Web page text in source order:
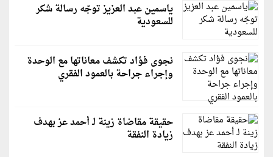
ياسمين عبد العزيز توجّه رسالة شكر
للسعودية
نجوى فؤاد تكشف معاناتها مع الوحدة
وإجراء جراحة بالعمود الفقري
حقيقة مقاضاة زينة لـ أحمد عز بهدف
زيادة النفقة